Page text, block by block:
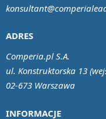
INFORMACJE
ADRES
Comperia.pl S.A.
ul. Konstruktorska 13
02-673 Warszawa